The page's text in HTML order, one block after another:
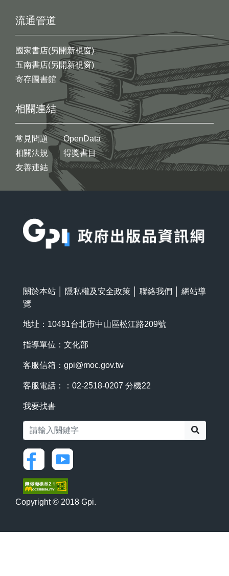
流通管道
國家書店(另開新視窗)
五南書店(另開新視窗)
寄存圖書館
相關連結
常見問題
相關法規
友善連結
OpenData
得獎書目
關於本站 隱私權及安全政策 聯絡我們
網站導
覽
地址：10491台北市中山區松江路209號
指導單位：文化部
客服信箱： gpi@moc.gov.tw
客服電話：：02-2518-0207 分機22
我要找書
Copyright © 2018 Gpi.